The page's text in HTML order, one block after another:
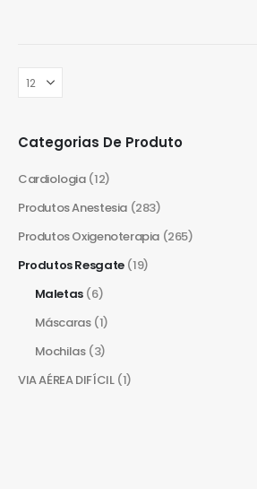
Categorias De Produto
Cardiologia (12)
Produtos Anestesia (283)
Produtos Oxigenoterapia (265)
Produtos Resgate (19)
Maletas (6)
Máscaras (1)
Mochilas (3)
VIA AÉREA DIFÍCIL (1)